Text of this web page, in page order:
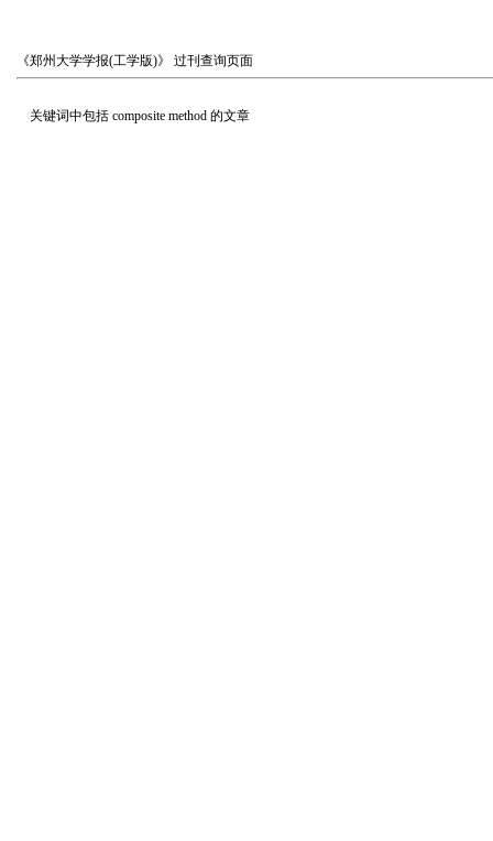
《郑州大学学报(工学版)》 过刊查询页面
关键词中包括 composite method 的文章